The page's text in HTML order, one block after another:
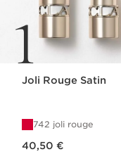
1
Joli Rouge Satin
742 joli rouge
40,50 €